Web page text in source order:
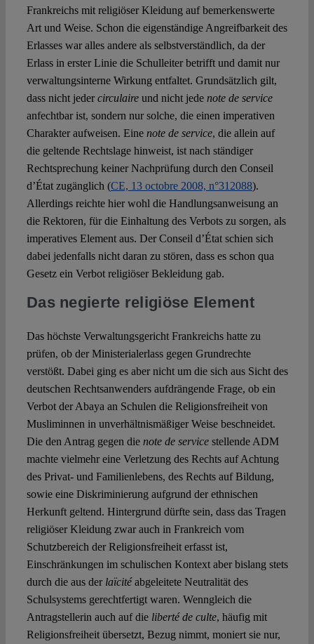
Frankreichs mit religiöser Kleidung auf bemerkenswerte
Art und Weise. Schon die eigenständige Angreifbarkeit des
Erlasses war alles andere als selbstverständlich, da der
Erlass in erster Linie die Schulleiter betrifft und damit nur
verwaltungsinterne Wirkung entfaltet. Grundsätzlich gilt,
dass nicht jedercirculaireund nicht jede note de service
anfechtbar ist, sondern nur solche, die einen imperativen
Charakter aufweisen. Eine note de service, die allein auf
die geltende Rechtslage hinweist, ist nach ständiger
Rechtsprechung keiner Nachprüfung durch den Conseil
d’État zugänglich (CE, 13 octobre 2008, n°312088).
Allerdings reichte hier wohl die Handlungsanweisung an
die Rektoren, für die Einhaltung des Verbots zu sorgen, als
imperatives Element aus. Der Conseil d’État schien sich
dabei jedenfalls nicht daran zu stören, dass es schon qua
Gesetz ein Verbot religiöser Bekleidung gab.
Das negierte religiöse Element
Das höchste Verwaltungsgericht Frankreichs hatte zu
prüfen, ob der Ministerialerlass gegen Grundrechte
verstößt. Dabei ging es aber nicht um die sich aus Sicht des
deutschen Rechtsanwenders aufdrängende Frage, ob ein
Verbot der Abaya an Schulen die Religionsfreiheit von
Musliminnen in unverhältnismäßiger Weise beschneidet.
Die den Antrag gegen die note de servicestellende ADM
machte vielmehr eine Verletzung des Rechts auf Achtung
des Privat- und Familienlebens, des Rechts auf Bildung,
sowie eine Diskriminierung aufgrund der ethnischen
Herkunft geltend. Hintergrund dürfte sein, dass das Tragen
religiöser Kleidung zwar auch in Frankreich vom
Schutzbereich der Religionsfreiheit erfasst ist,
Einschränkungen im schulischen Kontext aber bislang stets
durch die aus der laïcitéabgeleitete Neutralität des
Schulsystems gerechtfertigt waren. Wenngleich die
Antragstellerin auch auf die liberté de culte, häufig mit
Religionsfreiheit übersetzt, Bezug nimmt, moniert sie nur,